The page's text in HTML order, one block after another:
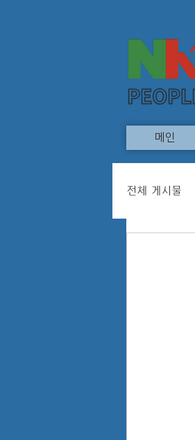
메인
전체 게시물